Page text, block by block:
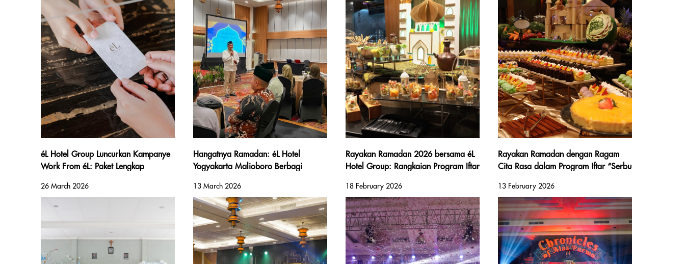
éL Hotel Group Luncurkan Kampanye
Work From éL: Paket Lengkap
26 March 2026
Hangatnya Ramadan: éL Hotel
Yogyakarta Malioboro Berbagi
Sosromenduran
13 March 2026
Rayakan Ramadan 2026 bersama éL
Hotel Group: Rangkaian Program Iftar
Kota
18 February 2026
Rayakan Ramadan dengan Ragam
Cita Rasa dalam Program Iftar “Serbu
niKmAT” di éL Hotel Yogyakarta
Malioboro
13 February 2026